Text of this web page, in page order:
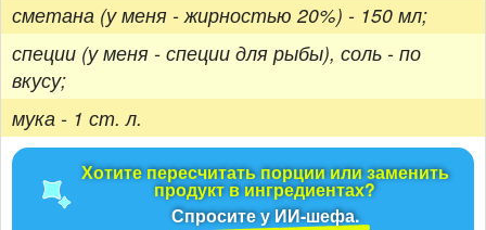
сметана (у меня - жирностью 20%) - 150 мл;
специи (у меня - специи для рыбы), соль - по
вкусу;
мука - 1 ст. л.
Хотите пересчитать порции или заменить
продукт в ингредиентах?
Спросите у ИИ-шефа.